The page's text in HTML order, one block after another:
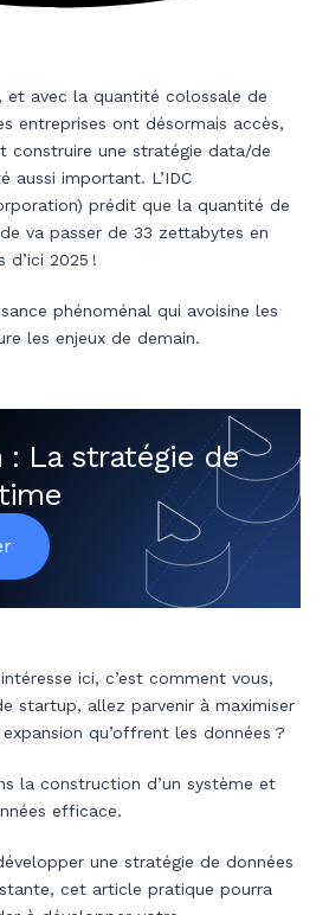
et avec la quantité colossale de
entreprises ont désormais accès,
construire une stratégie data/de
aussi important. L’IDC
prédit que la quantité de
va passer de 33 zettabytes en
d’ici 2025 !
phénoménal qui avoisine les
les enjeux de demain.
: La stratégie de
ici, c’est comment vous,
startup, allez parvenir à maximiser
qu’offrent les données ?
la construction d’un système et
efficace.
une stratégie de données
cet article pratique pourra